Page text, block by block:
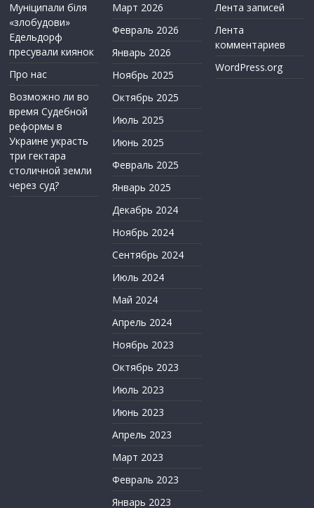
Муніципали біля
«злобудови»
Едельдорф
пресували киянок
Про нас
Возможно ли во
время Судебной
реформы в
Украине украсть
три гектара
столичной земли
через суд?
Март 2026
Февраль 2026
Январь 2026
Ноябрь 2025
Октябрь 2025
Июль 2025
Июнь 2025
Февраль 2025
Январь 2025
Декабрь 2024
Ноябрь 2024
Сентябрь 2024
Июль 2024
Май 2024
Апрель 2024
Ноябрь 2023
Октябрь 2023
Июль 2023
Июнь 2023
Апрель 2023
Март 2023
Февраль 2023
Январь 2023
Лента записей
Лента
комментариев
WordPress.org